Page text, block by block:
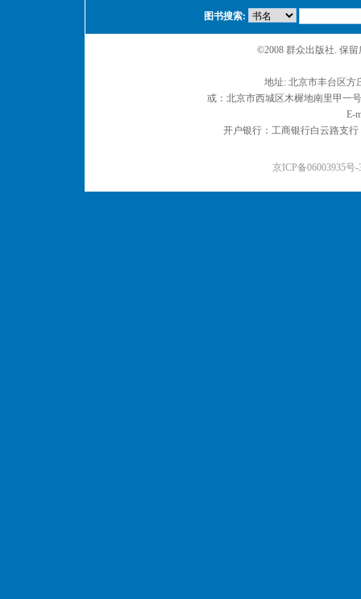
图书搜索:
©2008 群众出版社. 保
地址: 北京市丰台区
或：北京市西城区木樨地南里甲一
E-
开户银行：工商银行白云路支
京ICP备06003935号-